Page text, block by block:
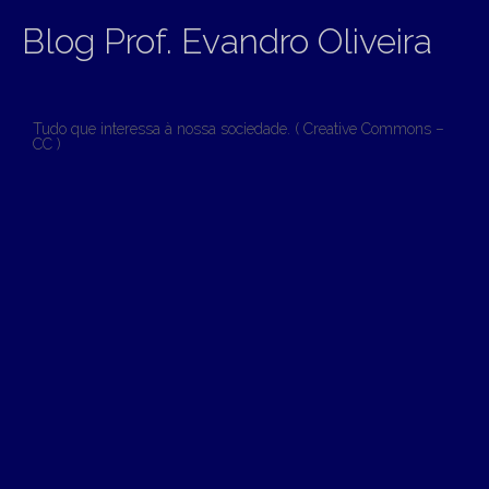
Blog Prof. Evandro Oliveira
Tudo que interessa à nossa sociedade. ( Creative Commons –
CC )